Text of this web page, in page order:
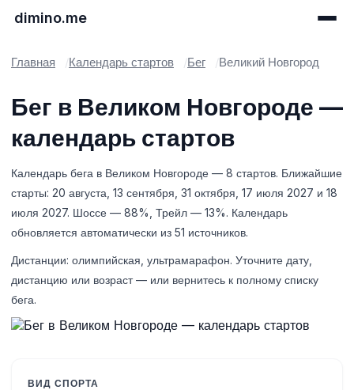
dimino.me
Главная Календарь стартов Бег Великий Новгород
Бег в Великом Новгороде —
календарь стартов
Календарь бега в Великом Новгороде — 8 стартов. Ближайшие
старты: 20 августа, 13 сентября, 31 октября, 17 июля 2027 и 18
июля 2027. Шоссе — 88%, Трейл — 13%. Календарь
обновляется автоматически из 51 источников.
Дистанции: олимпийская, ультрамарафон. Уточните дату,
дистанцию или возраст — или вернитесь к полному списку
бега.
ВИД СПОРТА